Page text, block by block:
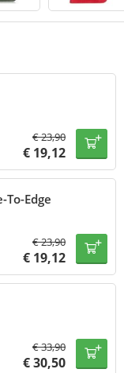
€23,90
€ 19,12
To-Edge
€23,90
€ 19,12
€33,90
€30,50